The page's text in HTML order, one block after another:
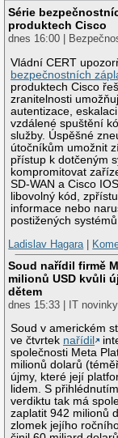
Série
produktech Cisco
dnes 16:00 |
Vládní CERT
bezpečnostních
produktech Cisco
zranitelnosti
autentizace,
vzdálené spuštění
služby. Úspěšné
útočníkům umožnit
přístup k dotčeným
kompromitovat
SD-WAN a Cisco
libovolný kód,
informace nebo
postižených systémů.
Ladislav Hagara|
Soud nařídil firmě
milionů USD kvůli
dětem
dnes 15:33 | IT novinky
Soud v americkém
ve čtvrtek nařídil
společnosti Meta
milionů dolarů
újmy, které její
lidem. S
verdiktu tak má
zaplatit 942 milionů
zlomek jejího